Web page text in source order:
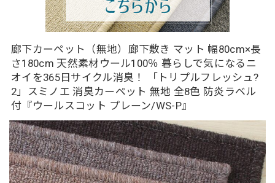
廊下カーペット（無地）廊下敷き マット 幅80cm×長
さ180cm 天然素材ウール100％ 暮らしで気になるニ
オイを365日サイクル消臭！ 「トリプルフレッシュ?
2」スミノエ 消臭カーペット 無地 全8色 防炎ラベル
付『ウールスコット プレーン/WS-P』